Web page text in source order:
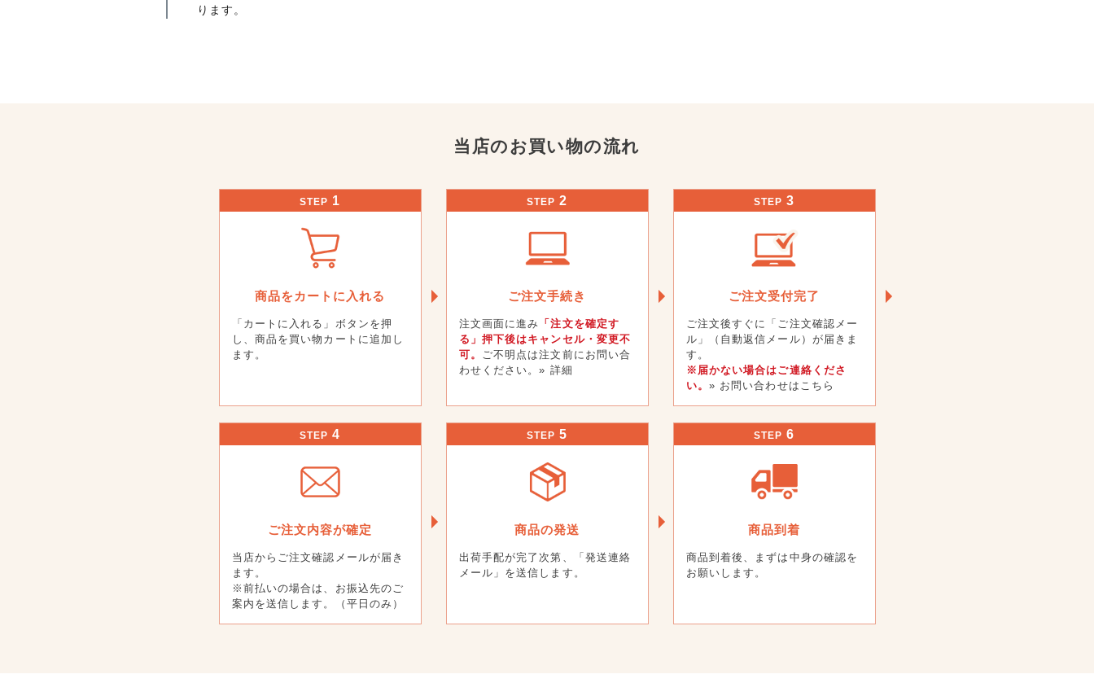
ります。
当店のお買い物の流れ
STEP 1
商品をカートに入れる
「カートに入れる」ボタンを押
し、商品を買い物カートに追加し
ます。
STEP 2
ご注文手続き
注文画面に進み 「注文を確定す
る」押下後はキャンセル・変更不
可。 ご不明点は注文前にお問い合
わせください。» 詳細
STEP 3
ご注文受付完了
ご注文後すぐに「ご注文確認メー
ル」（自動返信メール）が届きま
す。
※届かない場合はご連絡くださ
い。 » お問い合わせはこちら
STEP 4
ご注文内容が確定
当店からご注文確認メールが届き
ます。
※前払いの場合は、お振込先のご
案内を送信します。（平日のみ）
STEP 5
商品の発送
出荷手配が完了次第、「発送連絡
メール」を送信します。
STEP 6
商品到着
商品到着後、まずは中身の確認を
お願いします。